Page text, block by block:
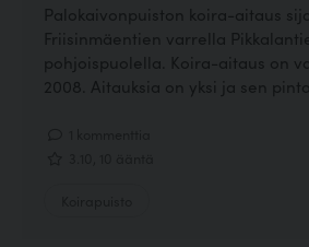
Palokaivonpuiston koira-aitaus
Friisinmäentien varrella
pohjoispuolella. Koira-aitaus on
2008. Aitauksia on yksi ja sen